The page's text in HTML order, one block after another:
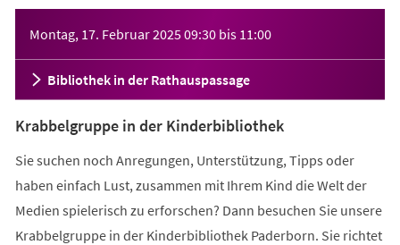
Montag, 17. Februar 202509:30 bis 11:00
Bibliothek in der Rathauspassage
Krabbelgruppe in der Kinderbibliothek
Sie suchen noch Anregungen, Unterstützung, Tipps oder
haben einfach Lust, zusammen mit Ihrem Kind die Welt der
Medien spielerisch zu erforschen? Dann besuchen Sie unsere
Krabbelgruppe in der Kinderbibliothek Paderborn. Sie richtet